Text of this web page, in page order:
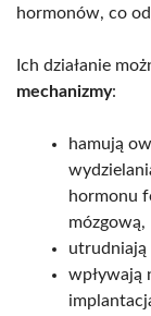
hormonów, co
Ich działanie
mechanizmy:
hamują
hormonu
mózgową,
utrudniają
wpływają